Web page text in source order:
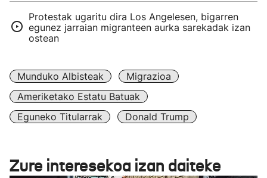
Protestak ugaritu dira Los Angelesen, bigarren
egunez jarraian migranteen aurka sarekadak izan
ostean
Munduko Albisteak
Migrazioa
Ameriketako Estatu Batuak
Eguneko Titularrak
Donald Trump
Zure interesekoa izan daiteke